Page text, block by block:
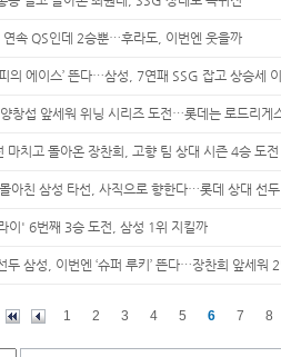
속 QS인데 2승뿐…후라도, 이번엔 웃을까
의 에이스’ 뜬다…삼성, 7연패 SSG 잡고 상승세
창섭 앞세워 위닝 시리즈 도전…롯데는 로드리게
마치고 돌아온 장찬희, 고향 팀 상대 시즌 4승 도전
아친 삼성 타선, 사직으로 향한다…롯데 상대 선두
이' 6번째 3승 도전, 삼성 1위 지킬까
두 삼성, 이번엔 ‘슈퍼 루키’ 뜬다…장찬희 앞세워
1 2 3 4 5 6 7 8